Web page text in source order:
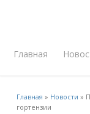
Главная
Главная » Новости »
гортензии